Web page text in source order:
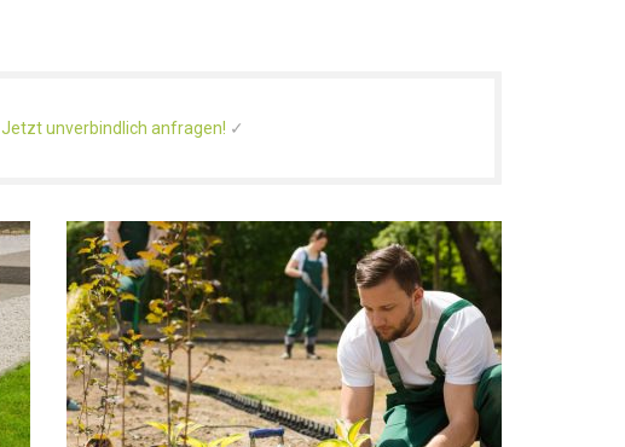
Jetzt unverbindlich anfragen! ✓